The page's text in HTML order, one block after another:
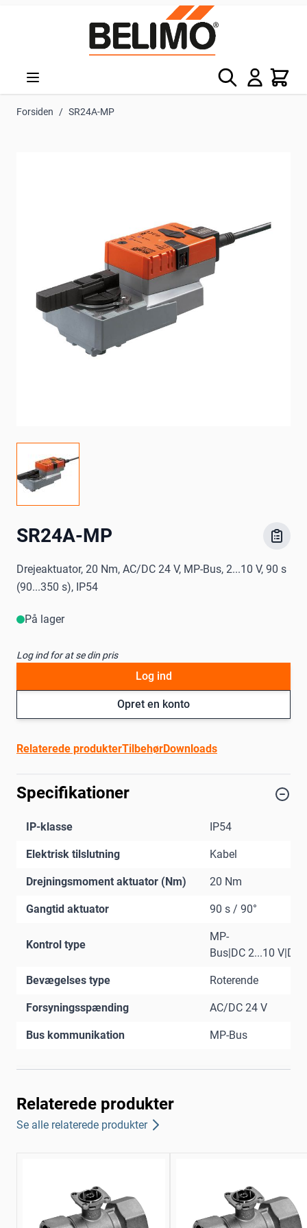
Søg Kurv
Forsiden / SR24A-MP
SR24A-MP
Drejeaktuator, 20 Nm, AC/DC 24 V, MP-Bus, 2...10 V, 90 s
(90...350 s), IP54
På lager
Log ind for at se din pris
Opret en konto
Log ind
Relaterede produkterTilbehørDownloads
Specifikationer
IP-klasse IP54
Elektrisk tilslutning Kabel
Drejningsmoment aktuator (Nm) 20 Nm
Gangtid aktuator 90 s / 90°
Kontrol type
MP-
Bus|DC 2...10 V|DC
Bevægelses type Roterende
Forsyningsspænding AC/DC 24 V
Bus kommunikation MP-Bus
Relaterede produkter
Se alle relaterede produkter